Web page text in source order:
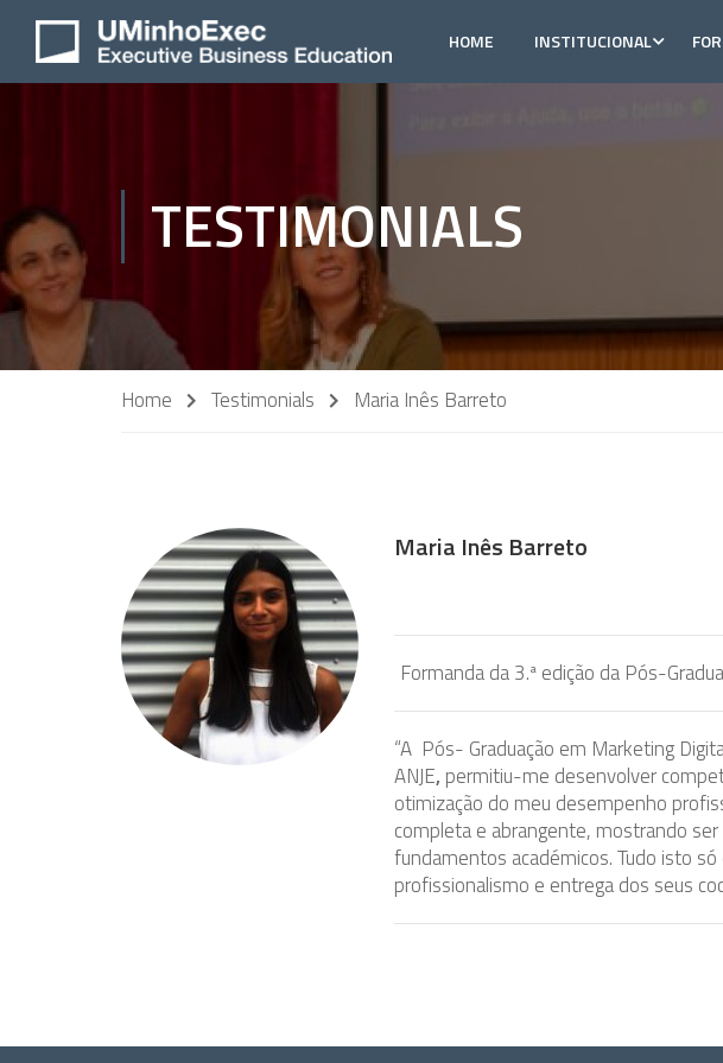
HOME INSTITUCIONAL
TESTIMONIALS
Home Testimonials Maria Inês Barreto
Maria Inês Barreto
Formanda da 3.ª edição da Pós-
“A Pós- Graduação em Marketing
ANJE, permitiu-me desenvolver
otimização do meu desempenho
completa e abrangente, mostrando
fundamentos académicos. Tudo isto
profissionalismo e entrega dos seus